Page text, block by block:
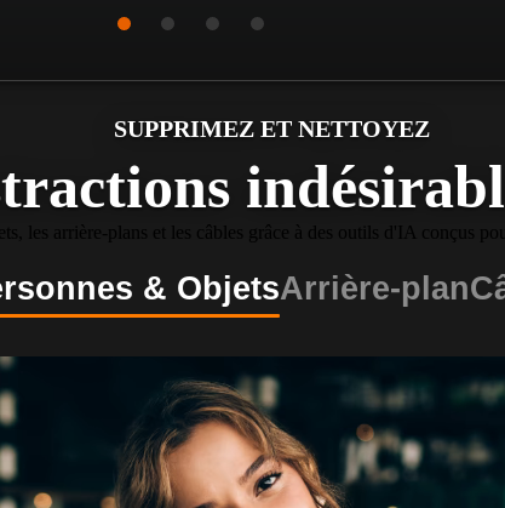
SUPPRIMEZ ET NETTOYEZ
les arrière-plans et les câbles grâce à des outils d'IA conçus
& ObjetsArrière-plan